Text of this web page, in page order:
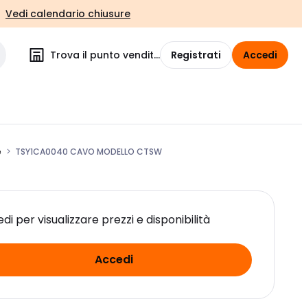
Vedi calendario chiusure
Trova il punto vendita Registrati Accedi
TSY1CA0040 CAVO MODELLO CTSW
per visualizzare prezzi e disponibilità
Accedi